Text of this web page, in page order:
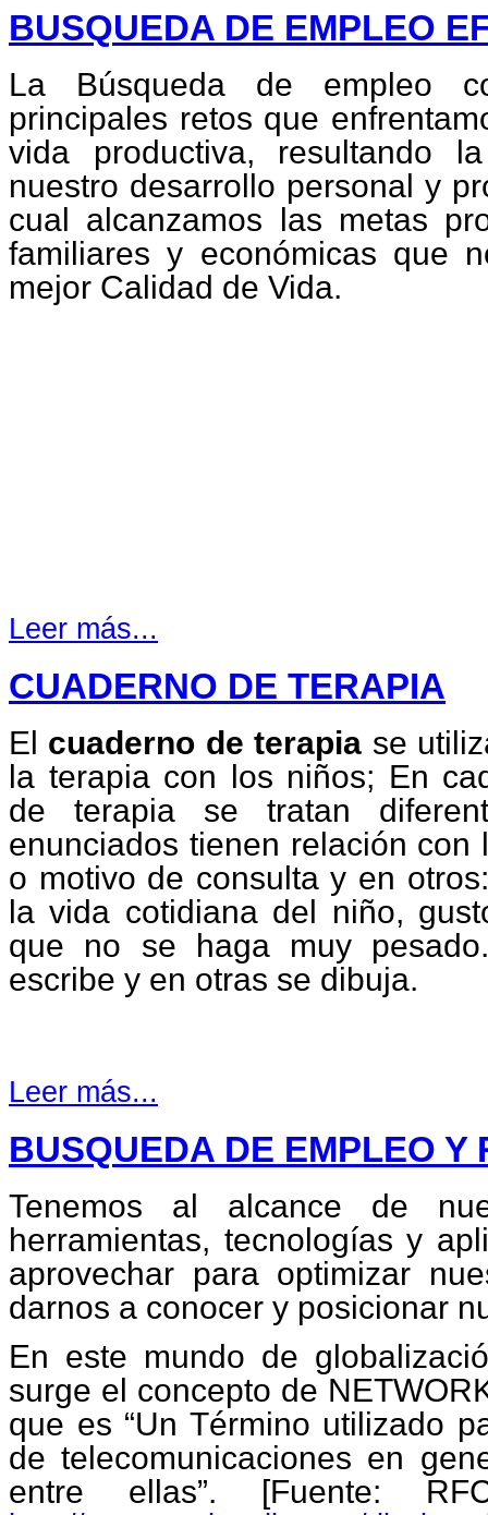
BUSQUEDA DE EMPLEO
La Búsqueda de empleo
principales retos que
vida productiva, resultando
nuestro desarrollo personal y
cual alcanzamos las metas
familiares y económicas que
mejor Calidad de Vida.
Leer más...
CUADERNO DE TERAPIA
El cuaderno de terapia se
la terapia con los niños; En
de terapia se tratan
enunciados tienen relación con
o motivo de consulta y en
la vida cotidiana del niño,
que no se haga muy
escribe y en otras se dibuja.
Leer más...
BUSQUEDA DE EMPLEO Y
Tenemos al alcance de
herramientas, tecnologías y
aprovechar para optimizar
darnos a conocer y posicionar
En este mundo de
surge el concepto de
que es “Un Término utilizado
de telecomunicaciones en
entre ellas”. [Fuente: